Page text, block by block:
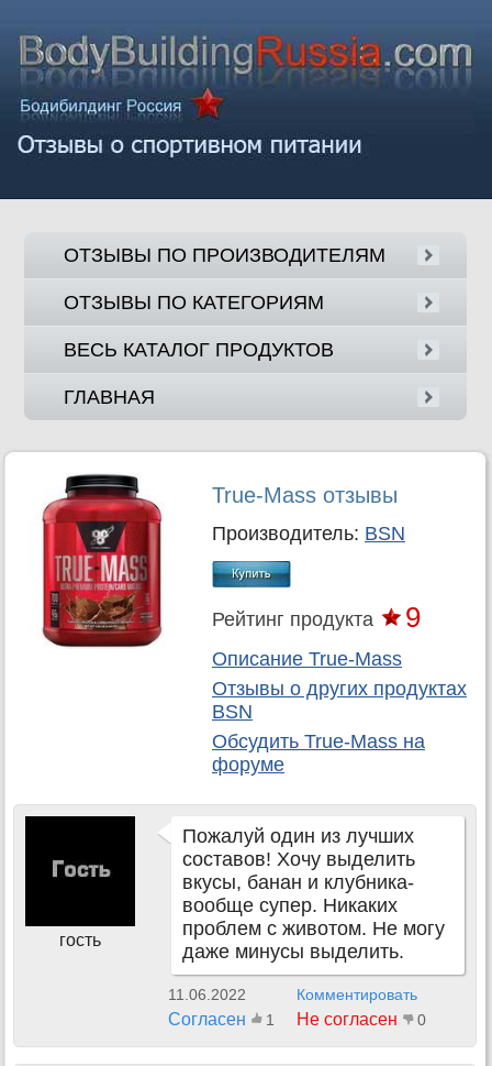
ОТЗЫВЫ ПО ПРОИЗВОДИТЕЛЯМ
ОТЗЫВЫ ПО КАТЕГОРИЯМ
ВЕСЬ КАТАЛОГ ПРОДУКТОВ
ГЛАВНАЯ
True-Mass отзывы
Производитель: BSN
Рейтинг продукта 9
Описание True-Mass
Отзывы о других продуктах
BSN
Обсудить True-Mass на
форуме
гость
Пожалуй один из лучших
составов! Хочу выделить
вкусы, банан и клубника-
вообще супер. Никаких
проблем с животом. Не могу
даже минусы выделить.
11.06.2022 Комментировать
Согласен 1 Не согласен 0